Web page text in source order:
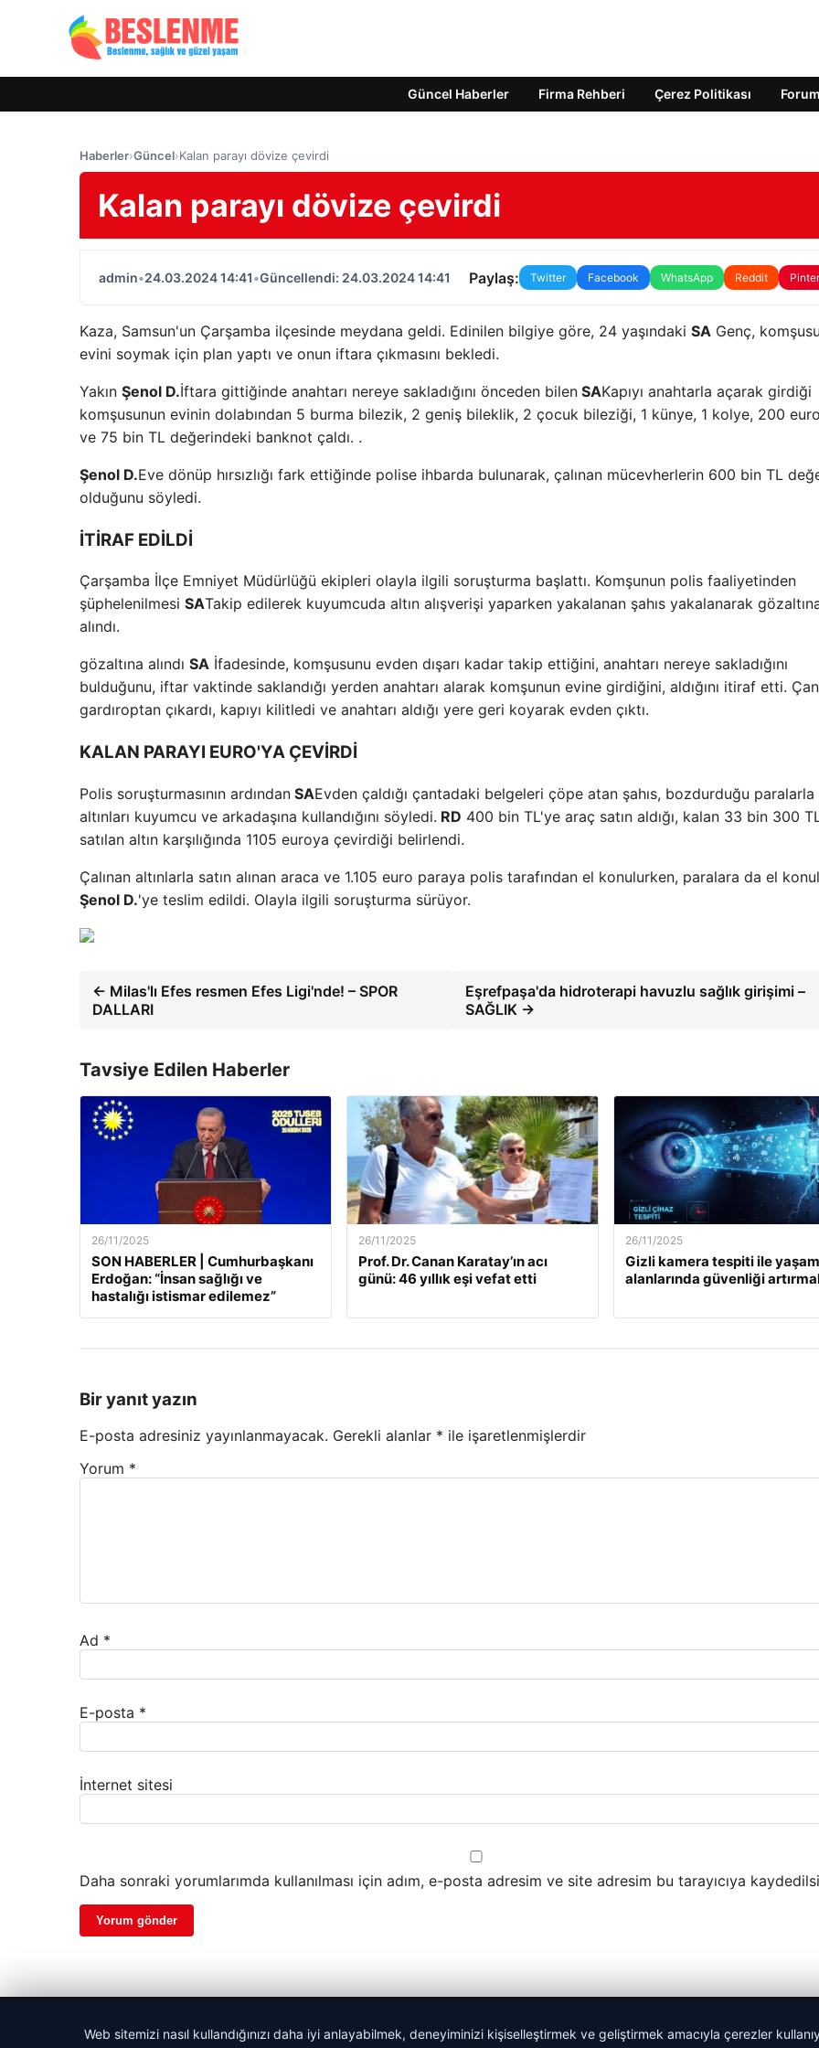
Güncel Haberler Firma Rehberi Çerez Politikası Forum
Haberler›Güncel›Kalan parayı dövize çevirdi
Kalan parayı dövize çevirdi
admin•24.03.2024 14:41•Güncellendi: 24.03.2024 14:41 Paylaş: Twitter Facebook WhatsApp Reddit
Kaza, Samsun'un Çarşamba ilçesinde meydana geldi. Edinilen bilgiye göre, 24 yaşındaki SA Genç,
evini soymak için plan yaptı ve onun iftara çıkmasını bekledi.
Yakın Şenol D.İftara gittiğinde anahtarı nereye sakladığını önceden bilen SAKapıyı anahtarla açarak girdiği
komşusunun evinin dolabından 5 burma bilezik, 2 geniş bileklik, 2 çocuk bileziği, 1 künye, 1 kolye, 200
ve 75 bin TL değerindeki banknot çaldı. .
Şenol D.Eve dönüp hırsızlığı fark ettiğinde polise ihbarda bulunarak, çalınan mücevherlerin 600 bin TL
olduğunu söyledi.
İTİRAF EDİLDİ
Çarşamba İlçe Emniyet Müdürlüğü ekipleri olayla ilgili soruşturma başlattı. Komşunun polis faaliyetinden
şüphelenilmesi SATakip edilerek kuyumcuda altın alışverişi yaparken yakalanan şahıs yakalanarak
alındı.
gözaltına alındı SA İfadesinde, komşusunu evden dışarı kadar takip ettiğini, anahtarı nereye sakladığını
bulduğunu, iftar vaktinde saklandığı yerden anahtarı alarak komşunun evine girdiğini, aldığını itiraf etti.
gardıroptan çıkardı, kapıyı kilitledi ve anahtarı aldığı yere geri koyarak evden çıktı.
KALAN PARAYI EURO'YA ÇEVİRDİ
Polis soruşturmasının ardından SAEvden çaldığı çantadaki belgeleri çöpe atan şahıs, bozdurduğu paralarla
altınları kuyumcu ve arkadaşına kullandığını söyledi. RD 400 bin TL'ye araç satın aldığı, kalan 33 bin 300
satılan altın karşılığında 1105 euroya çevirdiği belirlendi.
Çalınan altınlarla satın alınan araca ve 1.105 euro paraya polis tarafından el konulurken, paralara da el
Şenol D.'ye teslim edildi. Olayla ilgili soruşturma sürüyor.
← Milas'lı Efes resmen Efes Ligi'nde! – SPOR
DALLARI
Eşrefpaşa'da hidroterapi havuzlu sağlık girişimi –
SAĞLIK →
Tavsiye Edilen Haberler
26/11/2025
SON HABERLER | Cumhurbaşkanı
Erdoğan: “İnsan sağlığı ve
hastalığı istismar edilemez”
26/11/2025
Prof. Dr. Canan Karatay’ın acı
günü: 46 yıllık eşi vefat etti
26/11/2025
Gizli kamera tespiti ile yaşam
alanlarında güvenliği
Bir yanıt yazın
E-posta adresiniz yayınlanmayacak. Gerekli alanlar * ile işaretlenmişlerdir
Yorum *
Ad *
E-posta *
İnternet sitesi
Daha sonraki yorumlarımda kullanılması için adım, e-posta adresim ve site adresim bu tarayıcıya
Web sitemizi nasıl kullandığınızı daha iyi anlayabilmek, deneyiminizi kişiselleştirmek ve geliştirmek amacıyla çerezler